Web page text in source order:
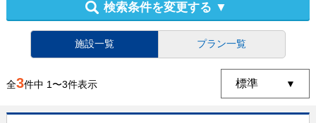
検索条件を変更する ▼
施設一覧 プラン一覧
全3件中 1〜3件表示